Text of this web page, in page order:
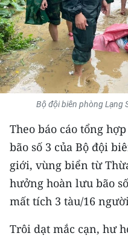
MÔI TRƯỜNG
BẠN ĐỌC
KIỂM CHỨNG THÔNG
TRI THỨC CHUYÊN SÂU
54 DÂN TỘC VIỆT NAM
CHƯƠNG TRÌNH OCOP -
MỘT SẢN PHẨM
Bộ đội biên phòng Lạng
Theo báo cáo tổng
bão số 3 của Bộ đội
giới, vùng biển từ
hưởng hoàn lưu bão
mất tích 3 tàu/16
Trôi dạt mắc cạn, hư